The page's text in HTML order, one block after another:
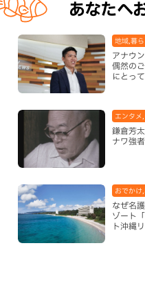
あなたへ
地域,暮
アナウ
偶然の
にとっ
エンタメ
鎌倉芳
ナワ強
おでかけ
なぜ名
ゾート
ト沖縄